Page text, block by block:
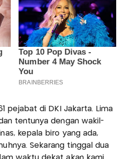
pejabat di DKI Jakarta. Lima
tentunya dengan wakil-
kepala biro yang ada,
Sekarang tinggal dua